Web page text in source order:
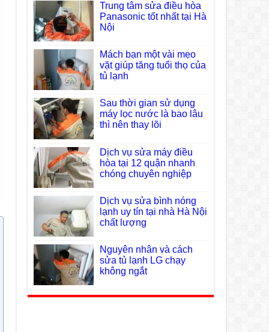
Trung tâm sửa điều hòa
Panasonic tốt nhất tại Hà
Nội
Mách bạn một vài mẹo
vặt giúp tăng tuổi thọ của
tủ lạnh
Sau thời gian sử dụng
máy lọc nước là bao lâu
thì nên thay lõi
Dịch vụ sửa máy điều
hòa tại 12 quận nhanh
chóng chuyên nghiệp
Dịch vụ sửa bình nóng
lạnh uy tín tại nhà Hà Nội
chất lượng
Nguyên nhân và cách
sửa tủ lạnh LG chạy
không ngắt